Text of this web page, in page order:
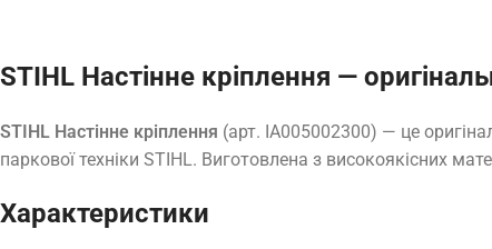
STIHL Настінне кріплення —
STIHL Настінне кріплення (арт. IA005002300) — це
паркової техніки STIHL. Виготовлена з високоякісних
Характеристики